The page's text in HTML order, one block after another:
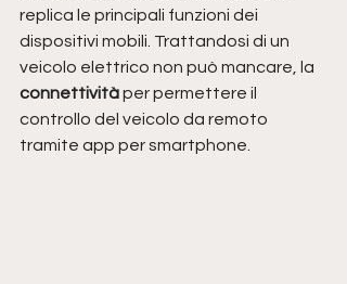
replica le principali funzioni dei
dispositivi mobili. Trattandosi di un
veicolo elettrico non può mancare, la
connettività per permettere il
controllo del veicolo da remoto
tramite app per smartphone.